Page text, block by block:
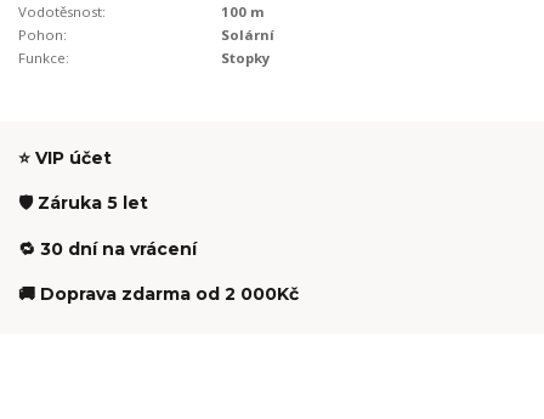
Vodotěsnost:
100 m
Pohon:
Solární
Funkce:
Stopky
⭐ VIP účet
🛡️ Záruka 5 let
🔁 30 dní na vrácení
🚚 Doprava zdarma od 2 000Kč